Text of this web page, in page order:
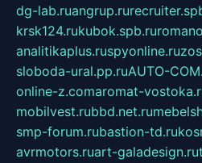
dg-lab.ruangrup.ru
krsk124.rukubok.spb.ru
analitikaplus.ruspyonline.ru
sloboda-ural.pp.ruAUTO-
online-z.comaromat-
mobilvest.rubbd.net.ru
smp-forum.rubastion-td.ru
avrmotors.ruart-galadesign.ru